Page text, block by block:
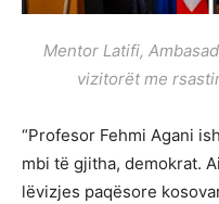
Mentor Latifi,
vizitorët me
“Profesor Fehmi Agani
mbi të gjitha, demokrat.
lëvizjes paqësore